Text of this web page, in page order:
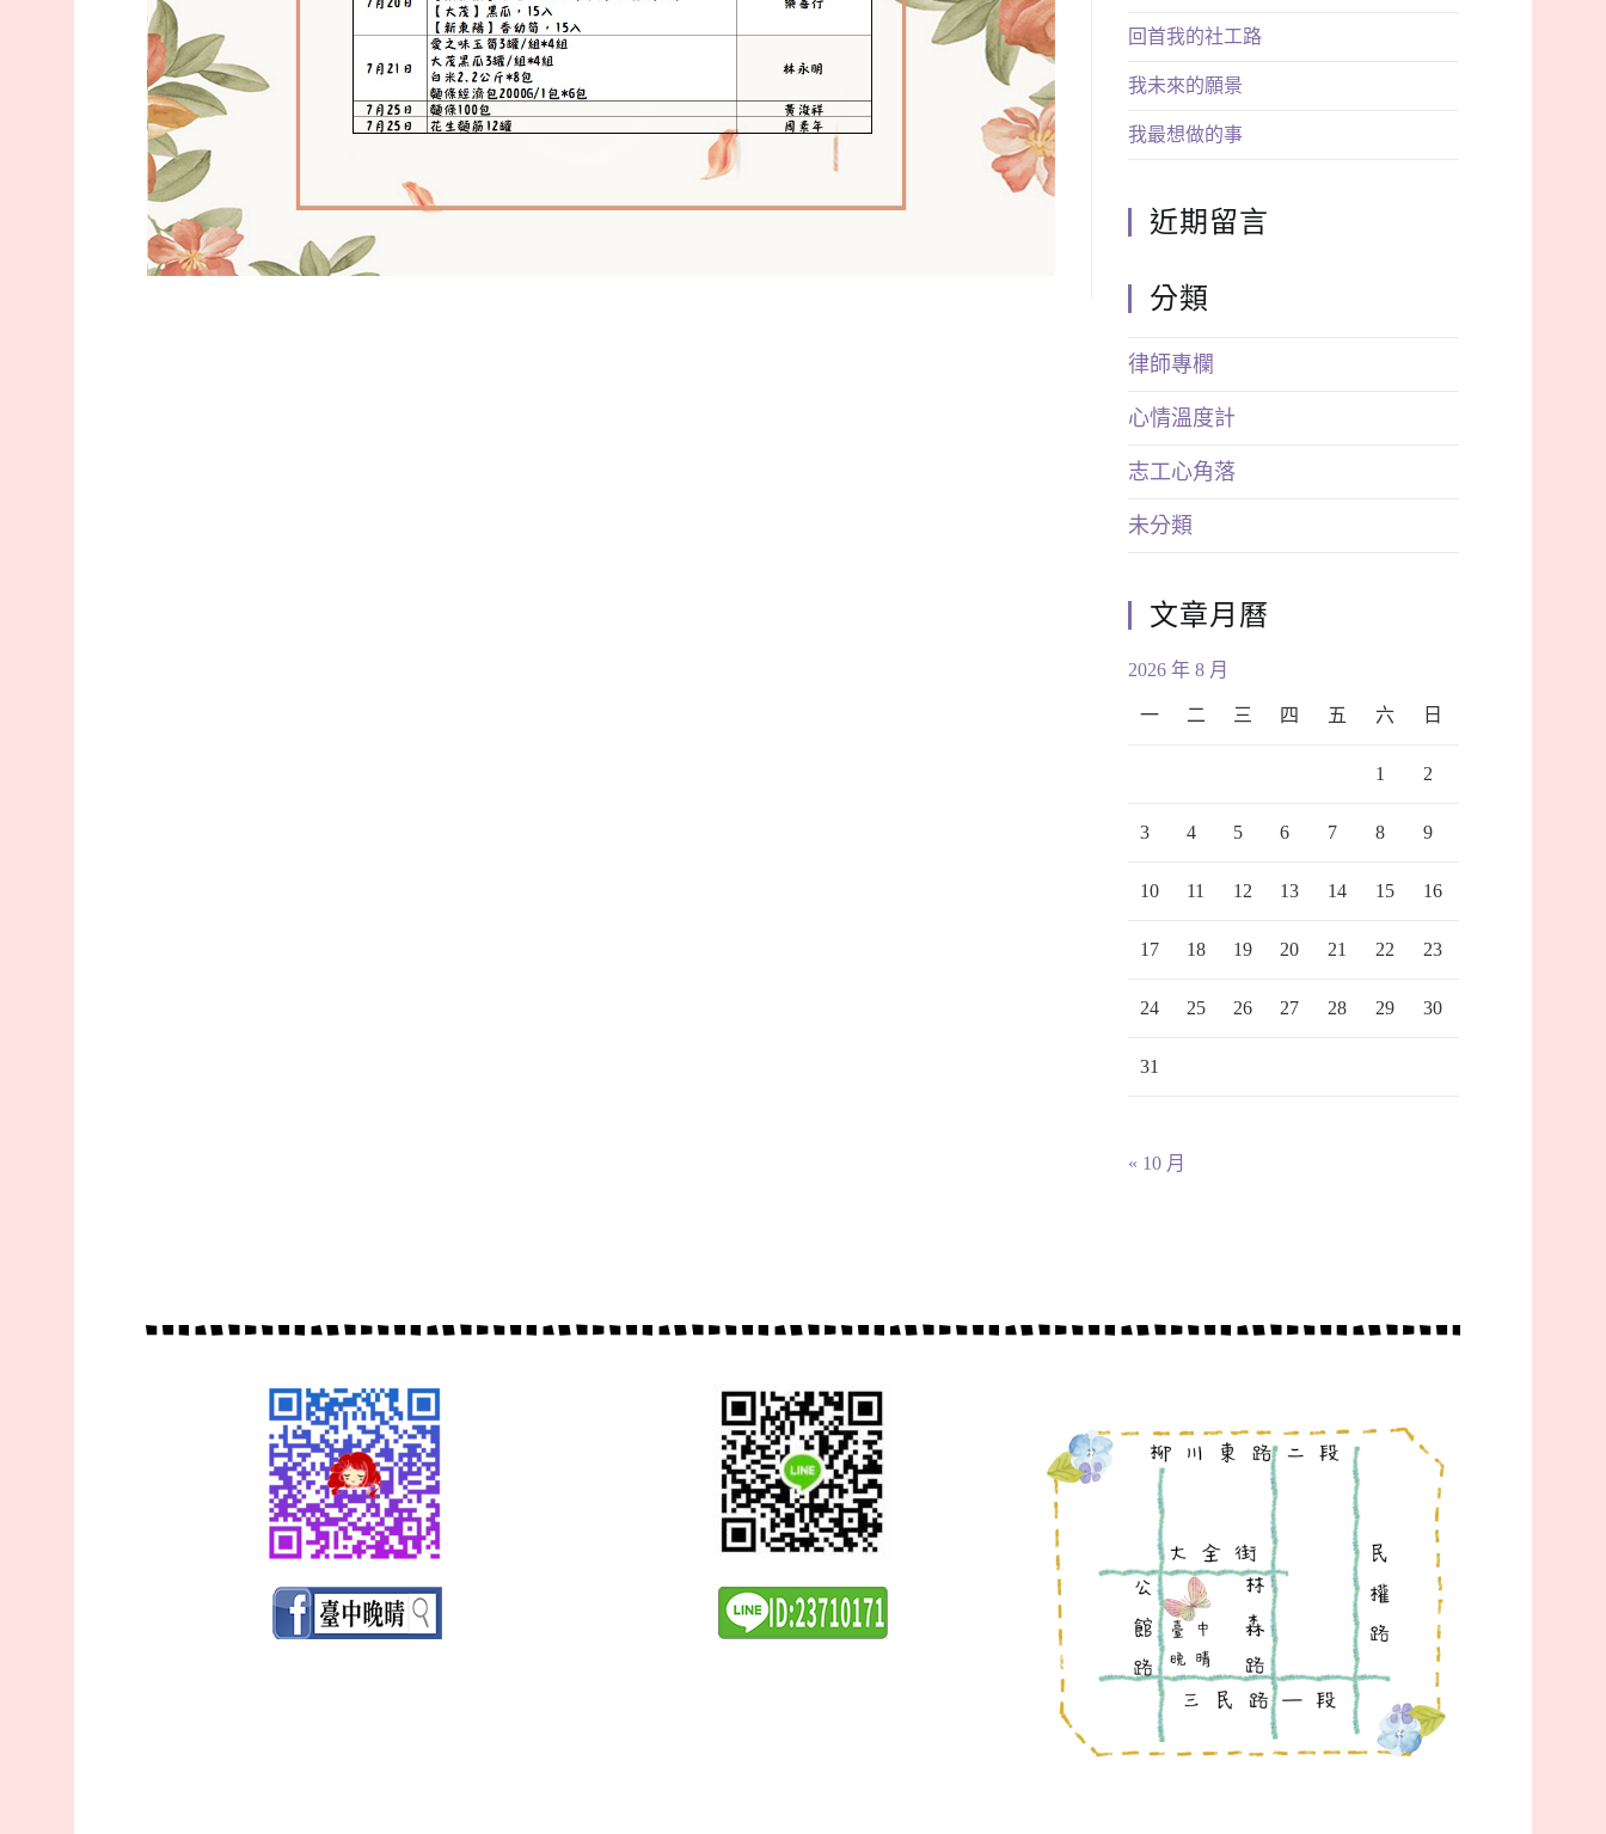
回首我的社工路
我未來的願景
我最想做的事
近期留言
分類
律師專欄
心情溫度計
志工心角落
未分類
文章月曆
2026 年 8 月
一 二 三 四 五 六 日
1 2
3 4 5 6 7 8 9
10 11 12 13 14 15 16
17 18 19 20 21 22 23
24 25 26 27 28 29 30
31
« 10 月